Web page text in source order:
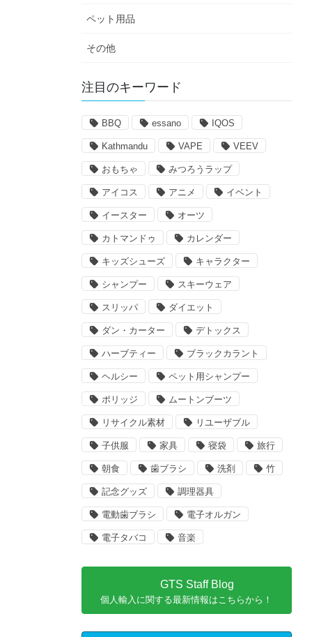
ペット用品
その他
注目のキーワード
BBQ essano IQOS
Kathmandu VAPE VEEV
おもちゃ みつろうラップ
アイコス アニメ イベント
イースター オーツ
カトマンドゥ カレンダー
キッズシューズ キャラクター
シャンプー スキーウェア
スリッパ ダイエット
ダン・カーター デトックス
ハーブティー ブラックカラント
ヘルシー ペット用シャンプー
ポリッジ ムートンブーツ
リサイクル素材 リユーザブル
子供服 家具 寝袋 旅行
朝食 歯ブラシ 洗剤 竹
記念グッズ 調理器具
電動歯ブラシ 電子オルガン
電子タバコ 音楽
GTS Staff Blog
個人輸入に関する最新情報はこちらから！